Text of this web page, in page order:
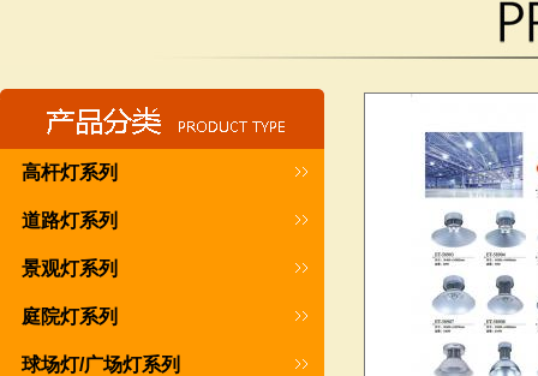
高杆灯系列
道路灯系列
景观灯系列
庭院灯系列
球场灯/广场灯系列